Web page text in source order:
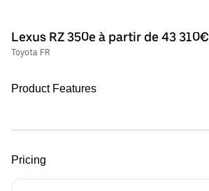
Lexus RZ 350e à partir de 43 310€
Toyota FR
Product Features
Pricing